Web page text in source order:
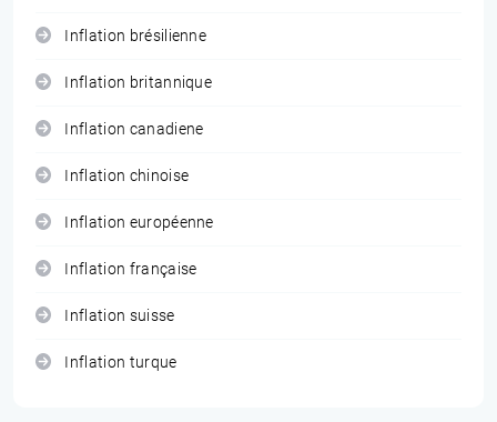
Inflation brésilienne
Inflation britannique
Inflation canadiene
Inflation chinoise
Inflation européenne
Inflation française
Inflation suisse
Inflation turque